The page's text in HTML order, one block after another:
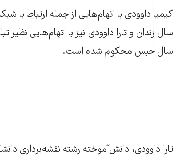
سال حبس محکوم شده است.
تارا داوودی، دانش‌آموخته رشته نقشه‌برداری